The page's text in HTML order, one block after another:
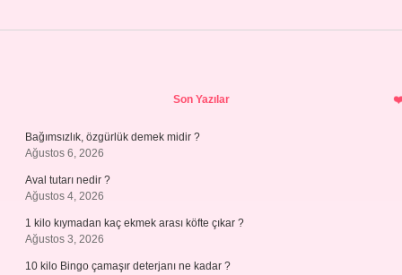
Son Yazılar
Bağımsızlık, özgürlük demek midir ?
Ağustos 6, 2026
Aval tutarı nedir ?
Ağustos 4, 2026
1 kilo kıymadan kaç ekmek arası köfte çıkar ?
Ağustos 3, 2026
10 kilo Bingo çamaşır deterjanı ne kadar ?